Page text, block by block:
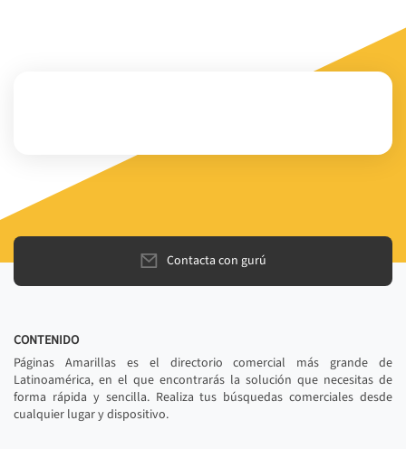
Contacta con gurú
CONTENIDO
Páginas Amarillas es el directorio comercial más grande de
Latinoamérica, en el que encontrarás la solución que necesitas de
forma rápida y sencilla. Realiza tus búsquedas comerciales desde
cualquier lugar y dispositivo.